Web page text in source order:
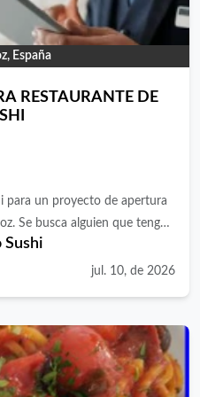
España
RESTAURANTE DE
para un proyecto de apertura
Se busca alguien que tenga
la cocina de éste proyecto,
de ésta. Alguien que quiera
Experiencia mínima de al
en cocina japonesa, con
de un 70% sushi y 30%
Sushi
jul. 10, de 2026